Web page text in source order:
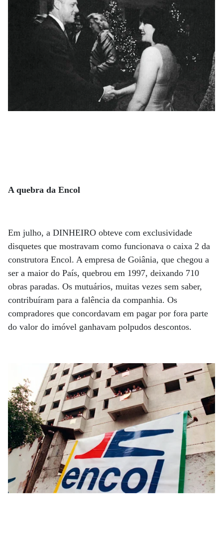
A quebra da Encol
Em julho, a DINHEIRO obteve com exclusividade
disquetes que mostravam como funcionava o caixa 2 da
construtora Encol. A empresa de Goiânia, que chegou a
ser a maior do País, quebrou em 1997, deixando 710
obras paradas. Os mutuários, muitas vezes sem saber,
contribuíram para a falência da companhia. Os
compradores que concordavam em pagar por fora parte
do valor do imóvel ganhavam polpudos descontos.